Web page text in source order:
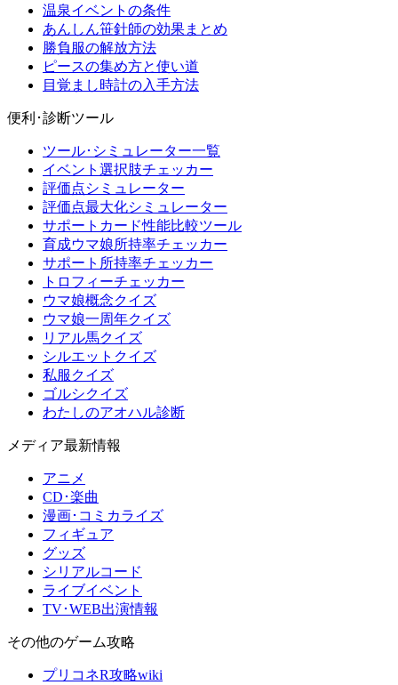
温泉イベントの条件
あんしん笹針師の効果まとめ
勝負服の解放方法
ピースの集め方と使い道
目覚まし時計の入手方法
便利･診断ツール
ツール･シミュレーター一覧
イベント選択肢チェッカー
評価点シミュレーター
評価点最大化シミュレーター
サポートカード性能比較ツール
育成ウマ娘所持率チェッカー
サポート所持率チェッカー
トロフィーチェッカー
ウマ娘概念クイズ
ウマ娘一周年クイズ
リアル馬クイズ
シルエットクイズ
私服クイズ
ゴルシクイズ
わたしのアオハル診断
メディア最新情報
アニメ
CD･楽曲
漫画･コミカライズ
フィギュア
グッズ
シリアルコード
ライブイベント
TV･WEB出演情報
その他のゲーム攻略
プリコネR攻略wiki